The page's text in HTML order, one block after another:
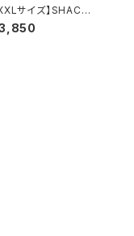
サイズ】SHACHI
Tシャツ 黒